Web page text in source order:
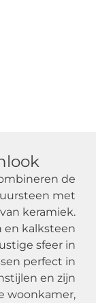
de
met
keramiek.
en kalksteen
sfeer in
perfect in
en zijn
woonkamer,